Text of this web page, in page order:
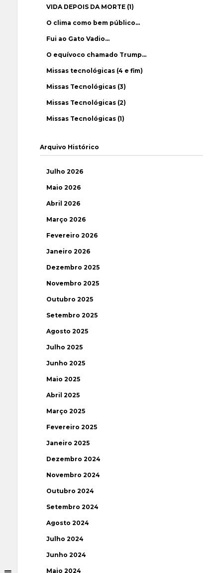
VIDA DEPOIS DA MORTE (1)
O clima como bem público…
Fui ao Gato Vadio…
O equívoco chamado Trump…
Missas tecnológicas (4 e fim)
Missas Tecnológicas (3)
Missas Tecnológicas (2)
Missas Tecnológicas (1)
Arquivo Histórico
Julho 2026
Maio 2026
Abril 2026
Março 2026
Fevereiro 2026
Janeiro 2026
Dezembro 2025
Novembro 2025
Outubro 2025
Setembro 2025
Agosto 2025
Julho 2025
Junho 2025
Maio 2025
Abril 2025
Março 2025
Fevereiro 2025
Janeiro 2025
Dezembro 2024
Novembro 2024
Outubro 2024
Setembro 2024
Agosto 2024
Julho 2024
Junho 2024
Maio 2024